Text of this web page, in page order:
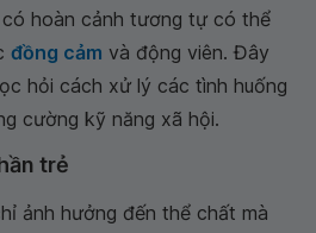
hoàn cảnh tương tự có thể
đồng cảm và động viên. Đây
hỏi cách xử lý các tình huống
cường kỹ năng xã hội.
trẻ
ảnh hưởng đến thể chất mà